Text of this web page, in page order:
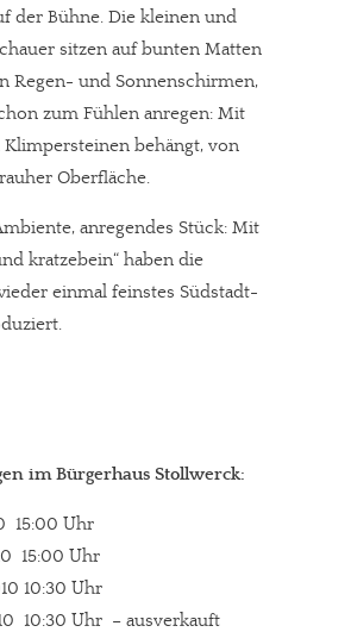
der Bühne. Die kleinen und
sitzen auf bunten Matten
Regen- und Sonnenschirmen,
zum Fühlen anregen: Mit
Klimpersteinen behängt, von
Oberfläche.
anregendes Stück: Mit
kratzebein“ haben die
einmal feinstes Südstadt-
im Bürgerhaus Stollwerck:
15:00 Uhr
15:00 Uhr
10:30 Uhr
10:30 Uhr – ausverkauft